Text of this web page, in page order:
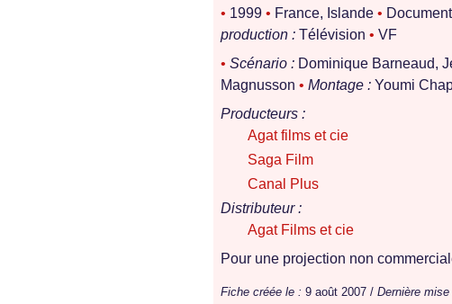
• 1999 • France, Islande •
production : Télévision • VF
• Scénario : Dominique Barneaud,
Magnusson • Montage : Youmi
Producteurs :
Agat films et cie
Saga Film
Canal Plus
Distributeur :
Agat Films et cie
Pour une projection non
Fiche créée le : 9 août 2007 / Dernière